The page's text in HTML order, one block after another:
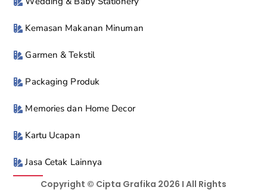
Kemasan Makanan Minuman
Garmen & Tekstil
Packaging Produk
Memories dan Home Decor
Kartu Ucapan
Jasa Cetak Lainnya
Copyright © Cipta Grafika 2026 I All Rights